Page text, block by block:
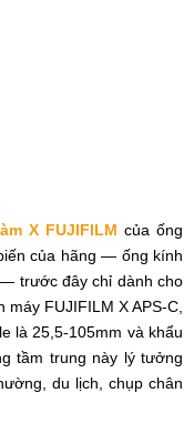
X FUJIFILM của ống
của hãng — ống kính
trước đây chỉ dành cho
FUJIFILM X APS-C,
là 25,5-105mm và khẩu
tầm trung này lý tưởng
du lịch, chụp chân